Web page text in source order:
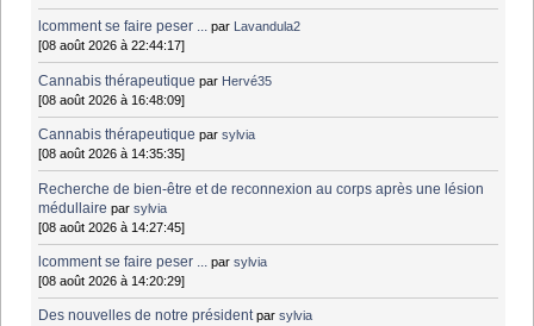
lcomment se faire peser ... par Lavandula2
[08 août 2026 à 22:44:17]
Cannabis thérapeutique par Hervé35
[08 août 2026 à 16:48:09]
Cannabis thérapeutique parsylvia
[08 août 2026 à 14:35:35]
Recherche de bien-être et de reconnexion au corps après une lésion
médullaire parsylvia
[08 août 2026 à 14:27:45]
lcomment se faire peser ... parsylvia
[08 août 2026 à 14:20:29]
Des nouvelles de notre président parsylvia